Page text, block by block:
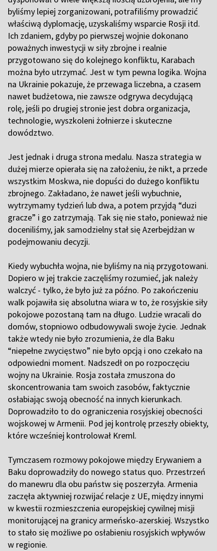
byliśmy lepiej zorganizowani, potrafiliśmy prowadzić
właściwą dyplomację, uzyskaliśmy wsparcie Rosji itd.
Ich zdaniem, gdyby po pierwszej wojnie dokonano
poważnych inwestycji w siły zbrojne i realnie
przygotowano się do kolejnego konfliktu, Karabach
można było utrzymać. Jest w tym pewna logika. Wojna
na Ukrainie pokazuje, że przewaga liczebna, a czasem
nawet budżetowa, nie zawsze odgrywa decydującą
rolę, jeśli po drugiej stronie jest dobra organizacja,
technologie, wyszkoleni żołnierze i skuteczne
dowództwo.
Jest jednak i druga strona medalu. Nasza strategia w
dużej mierze opierała się na założeniu, że nikt, a przede
wszystkim Moskwa, nie dopuści do dużego konfliktu
zbrojnego. Zakładano, że nawet jeśli wybuchnie,
wytrzymamy tydzień lub dwa, a potem przyjdą “duzi
gracze” i go zatrzymają. Tak się nie stało, ponieważ nie
doceniliśmy, jak samodzielny stał się Azerbejdżan w
podejmowaniu decyzji.
Kiedy wybuchła wojna, nie byliśmy na nią przygotowani.
Dopiero w jej trakcie zaczęliśmy rozumieć, jak należy
walczyć - tylko, że było już za późno. Po zakończeniu
walk pojawiła się absolutna wiara w to, że rosyjskie siły
pokojowe pozostaną tam na długo. Ludzie wracali do
domów, stopniowo odbudowywali swoje życie. Jednak
także wtedy nie było zrozumienia, że dla Baku
“niepełne zwycięstwo” nie było opcją i ono czekało na
odpowiedni moment. Nadszedł on po rozpoczęciu
wojny na Ukrainie. Rosja została zmuszona do
skoncentrowania tam swoich zasobów, faktycznie
osłabiając swoją obecność na innych kierunkach.
Doprowadziło to do ograniczenia rosyjskiej obecności
wojskowej w Armenii. Pod jej kontrolę przeszły obiekty,
które wcześniej kontrolował Kreml.
Tymczasem rozmowy pokojowe między Erywaniem a
Baku doprowadziły do nowego status quo. Przestrzeń
do manewru dla obu państw się poszerzyła. Armenia
zaczęła aktywniej rozwijać relacje z UE, między innymi
w kwestii rozmieszczenia europejskiej cywilnej misji
monitorującej na granicy armeńsko-azerskiej. Wszystko
to stało się możliwe po osłabieniu rosyjskich wpływów
w regionie.